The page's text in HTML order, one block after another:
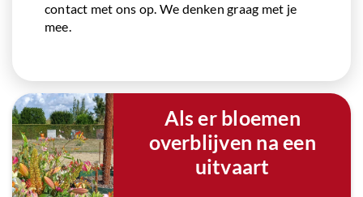
contact met ons op. We denken graag met je
mee.
Als er bloemen
overblijven na een
uitvaart